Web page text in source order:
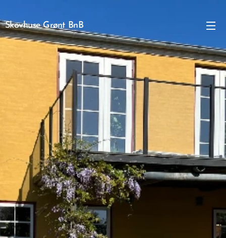
Skovhuse Grønt BnB